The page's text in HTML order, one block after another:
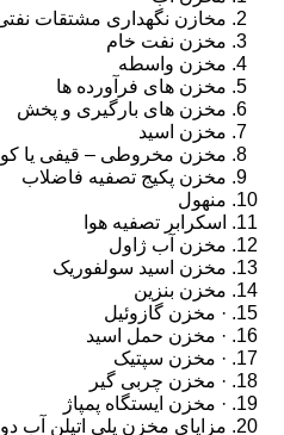
مخازن نگهداری مشتقات
مخزن نفت خام
مخزن واسطه
مخزن های فرآورده ها
مخزن های بارگیری و پخش
مخزن اسید
مخزن مخروطی – قیفی یا
مخزن پکیج تصفیه فاضلاب
منهول
اسکرابر تصفیه هوا
مخزن آب ژاول
مخزن اسید سولفوریک
مخزن بنزین
· مخزن گازوئیل
· مخزن حمل اسید
· مخزن سپتیک
· مخزن چربی گیر
· مخزن ایستگاه پمپاژ
مزایای مخزن پلی اتیلن آب